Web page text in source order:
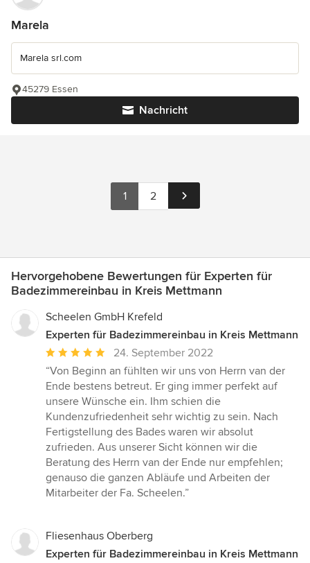
Marela
Marela srl.com
Nachricht
45279 Essen
1 2
Hervorgehobene Bewertungen für Experten für
Badezimmereinbau in Kreis Mettmann
Scheelen GmbH Krefeld
Experten für Badezimmereinbau in Kreis Mettmann
Durchschnittliche
Bewertung:
5
von
5
Sternen
24. September 2022
“Von Beginn an fühlten wir uns von Herrn van der
Ende bestens betreut. Er ging immer perfekt auf
unsere Wünsche ein. Ihm schien die
Kundenzufriedenheit sehr wichtig zu sein. Nach
Fertigstellung des Bades waren wir absolut
zufrieden. Aus unserer Sicht können wir die
Beratung des Herrn van der Ende nur empfehlen;
genauso die ganzen Abläufe und Arbeiten der
Mitarbeiter der Fa. Scheelen.”
Fliesenhaus Oberberg
Experten für Badezimmereinbau in Kreis Mettmann